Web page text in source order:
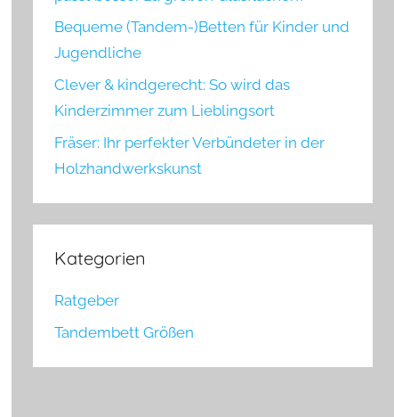
Bequeme (Tandem-)Betten für Kinder und
Jugendliche
Clever & kindgerecht: So wird das
Kinderzimmer zum Lieblingsort
Fräser: Ihr perfekter Verbündeter in der
Holzhandwerkskunst
Kategorien
Ratgeber
Tandembett Größen